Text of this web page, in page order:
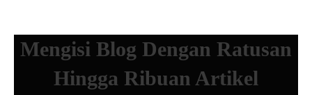
Mengisi Blog Dengan Ratusan
Hingga Ribuan Artikel